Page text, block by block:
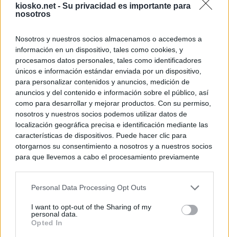
kiosko.net - Su privacidad es importante para
nosotros
Nosotros y nuestros socios almacenamos o accedemos a
información en un dispositivo, tales como cookies, y
procesamos datos personales, tales como identificadores
únicos e información estándar enviada por un dispositivo,
para personalizar contenidos y anuncios, medición de
anuncios y del contenido e información sobre el público, así
como para desarrollar y mejorar productos. Con su permiso,
nosotros y nuestros socios podemos utilizar datos de
localización geográfica precisa e identificación mediante las
características de dispositivos. Puede hacer clic para
otorgarnos su consentimiento a nosotros y a nuestros socios
para que llevemos a cabo el procesamiento previamente
negar su consentimiento. Tenga en cuenta que algún
de su consentimiento, pero usted tiene el derecho de
rechazar tal procesamiento. Sus preferencias se aplicarán
Personal Data Processing Opt Outs
I want to opt-out of the Sharing of my
personal data.
Opted In